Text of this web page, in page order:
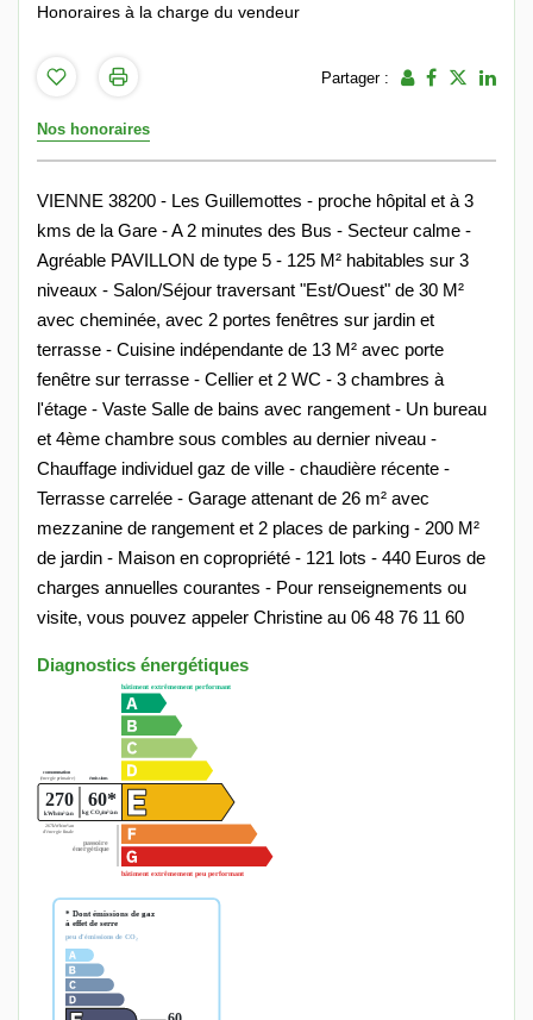
Honoraires à la charge du vendeur
Partager :
Nos honoraires
VIENNE 38200 - Les Guillemottes - proche hôpital et à 3
kms de la Gare - A 2 minutes des Bus - Secteur calme -
Agréable PAVILLON de type 5 - 125 M² habitables sur 3
niveaux - Salon/Séjour traversant "Est/Ouest" de 30 M²
avec cheminée, avec 2 portes fenêtres sur jardin et
terrasse - Cuisine indépendante de 13 M² avec porte
fenêtre sur terrasse - Cellier et 2 WC - 3 chambres à
l'étage - Vaste Salle de bains avec rangement - Un bureau
et 4ème chambre sous combles au dernier niveau -
Chauffage individuel gaz de ville - chaudière récente -
Terrasse carrelée - Garage attenant de 26 m² avec
mezzanine de rangement et 2 places de parking - 200 M²
de jardin - Maison en copropriété - 121 lots - 440 Euros de
charges annuelles courantes - Pour renseignements ou
visite, vous pouvez appeler Christine au 06 48 76 11 60
Diagnostics énergétiques